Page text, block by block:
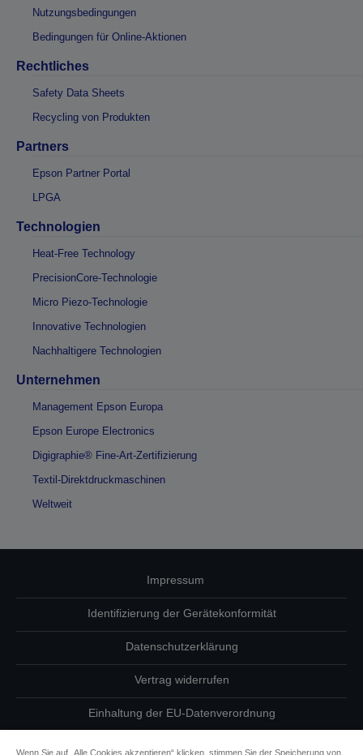
Nutzungsbedingungen
Bedingungen für Online-Aktionen
Rechtliches
Safety Data Sheets
Recycling von Produkten
Partners
Epson Partner Portal
LPGA
Technologien
Heat-Free Technology
PrecisionCore-Technologie
Micro Piezo-Technologie
Innovative Technologien
Nachhaltigere Technologien
Unternehmen
Management Epson Europa
Epson Europe Electronics
Digigraphie® Fine-Art-Zertifizierung
Textil-Direktdruckmaschinen
Weltweit
Impressum
Identifizierung der Gerätekonformität
Datenschutzerklärung
Vertrag widerrufen
Einhaltung der EU-Datenverordnung
Wenn Sie auf „Alle Cookies akzeptieren“ klicken, stimmen Sie der Speicherung von